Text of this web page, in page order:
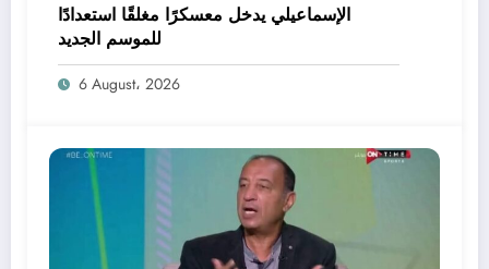
الإسماعيلي يدخل معسكرًا مغلقًا استعدادًا
للموسم الجديد
6 August، 2026